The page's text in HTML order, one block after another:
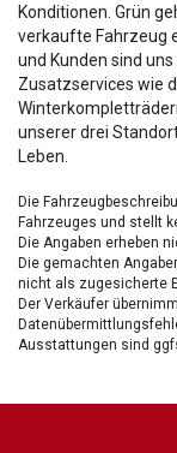
Konditionen. Grün
verkaufte Fahrzeug
und Kunden sind
Zusatzservices wie
unserer drei
Leben.
Die
Fahrzeuges und stellt
Die Angaben erheben
Die gemachten
nicht als zugesicherte
Der Verkäufer
Ausstattungen sind